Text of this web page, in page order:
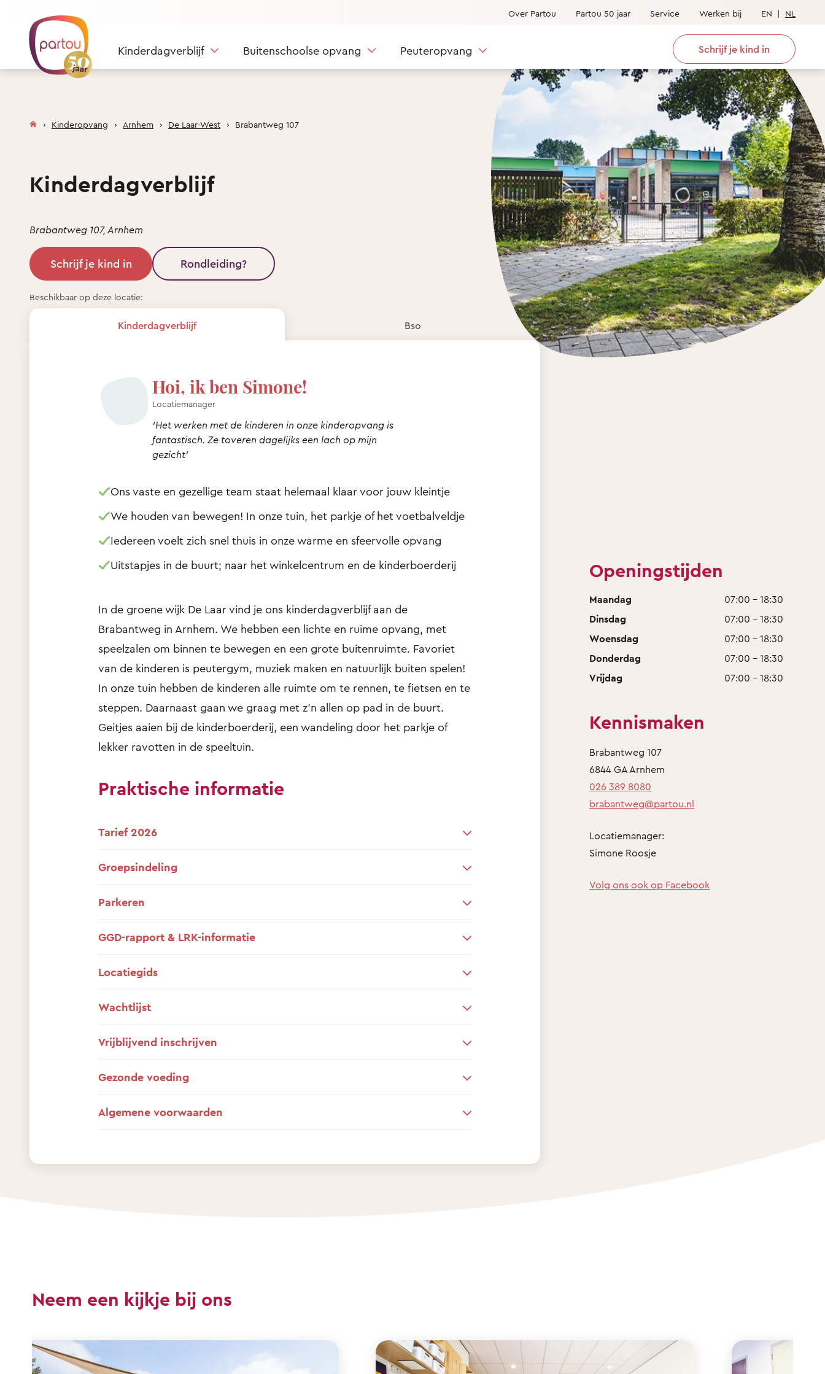
Over Partou Partou 50 jaar Service Werken bij EN | NL
Kinderdagverblijf Buitenschoolse opvang Peuteropvang Schrijf je kind in
Kinderopvang Arnhem De Laar-West Brabantweg 107
Kinderdagverblijf
Brabantweg 107, Arnhem
Schrijf je kind in Rondleiding?
Beschikbaar op deze locatie:
Kinderdagverblijf Bso
Hoi, ik ben Simone!
Locatiemanager
‘Het werken met de kinderen in onze kinderopvang is
fantastisch. Ze toveren dagelijks een lach op mijn
gezicht’
Ons vaste en gezellige team staat helemaal klaar voor jouw kleintje
We houden van bewegen! In onze tuin, het parkje of het voetbalveldje
Iedereen voelt zich snel thuis in onze warme en sfeervolle opvang
Uitstapjes in de buurt; naar het winkelcentrum en de kinderboerderij
In de groene wijk De Laar vind je ons kinderdagverblijf aan de
Brabantweg in Arnhem. We hebben een lichte en ruime opvang, met
speelzalen om binnen te bewegen en een grote buitenruimte. Favoriet
van de kinderen is peutergym, muziek maken en natuurlijk buiten spelen!
In onze tuin hebben de kinderen alle ruimte om te rennen, te fietsen en te
steppen. Daarnaast gaan we graag met z’n allen op pad in de buurt.
Geitjes aaien bij de kinderboerderij, een wandeling door het parkje of
lekker ravotten in de speeltuin.
Praktische informatie
Tarief 2026
Groepsindeling
Parkeren
GGD-rapport & LRK-informatie
Locatiegids
Wachtlijst
Vrijblijvend inschrijven
Gezonde voeding
Algemene voorwaarden
Openingstijden
Maandag
07:00 - 18:30
Dinsdag
07:00 - 18:30
Woensdag
07:00 - 18:30
Donderdag
07:00 - 18:30
Vrijdag
07:00 - 18:30
Kennismaken
Brabantweg 107
6844 GA Arnhem
026 389 8080
brabantweg@partou.nl
Locatiemanager:
Simone Roosje
Volg ons ook op Facebook
Neem een kijkje bij ons